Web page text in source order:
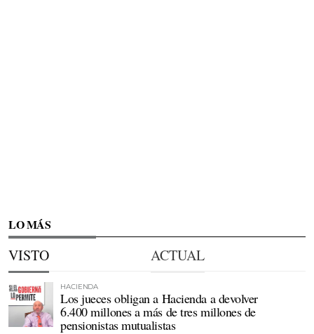
LO MÁS
VISTO ACTUAL
HACIENDA
Los jueces obligan a Hacienda a devolver
6.400 millones a más de tres millones de
pensionistas mutualistas